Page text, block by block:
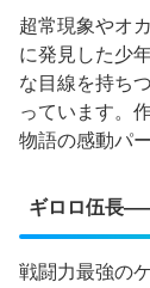
超常現象やオ
に発見した少
な目線を持ち
っています。
物語の感動パ
ギロロ伍長
戦闘力最強の